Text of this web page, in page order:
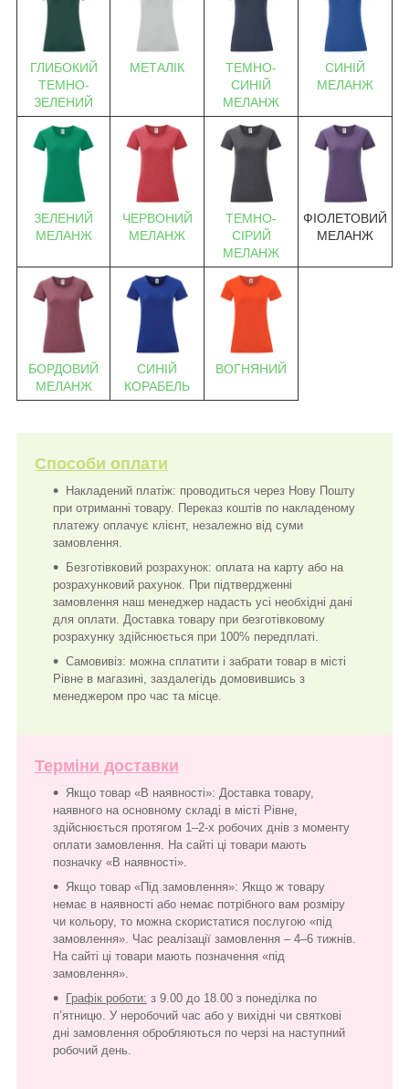
ГЛИБОКИЙ
ТЕМНО-
ЗЕЛЕНИЙ
МЕТАЛІК
ТЕМНО-
СИНІЙ
МЕЛАНЖ
СИНІЙ
МЕЛАНЖ
ЗЕЛЕНИЙ
МЕЛАНЖ
ЧЕРВОНИЙ
МЕЛАНЖ
ТЕМНО-
СІРИЙ
МЕЛАНЖ
ФІОЛЕТОВИЙ
МЕЛАНЖ
БОРДОВИЙ
МЕЛАНЖ
СИНІЙ
КОРАБЕЛЬ
ВОГНЯНИЙ
Способи оплати
Накладений платіж: проводиться через Нову Пошту
при отриманні товару. Переказ коштів по накладеному
платежу оплачує клієнт, незалежно від суми
замовлення.
Безготівковий розрахунок: оплата на карту або на
розрахунковий рахунок. При підтвердженні
замовлення наш менеджер надасть усі необхідні дані
для оплати. Доставка товару при безготівковому
розрахунку здійснюється при 100% передплаті.
Самовивіз: можна сплатити і забрати товар в місті
Рівне в магазині, заздалегідь домовившись з
менеджером про час та місце.
Терміни доставки
Якщо товар «В наявності»: Доставка товару,
наявного на основному складі в місті Рівне,
здійснюється протягом 1–2-х робочих днів з моменту
оплати замовлення. На сайті ці товари мають
позначку «В наявності».
Якщо товар «Під замовлення»: Якщо ж товару
немає в наявності або немає потрібного вам розміру
чи кольору, то можна скористатися послугою «під
замовлення». Час реалізації замовлення – 4–6 тижнів.
На сайті ці товари мають позначення «під
замовлення».
Графік роботи: з 9.00 до 18.00 з понеділка по
п’ятницю. У неробочий час або у вихідні чи святкові
дні замовлення обробляються по черзі на наступний
робочий день.